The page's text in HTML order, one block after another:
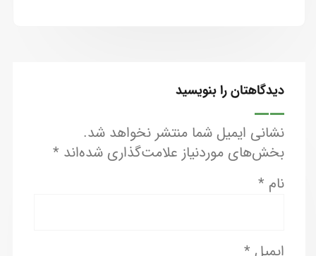
دیدگاهتان را بنویسید
نشانی ایمیل شما منتشر نخواهد شد.
بخش‌های موردنیاز علامت‌گذاری شده‌اند *
نام *